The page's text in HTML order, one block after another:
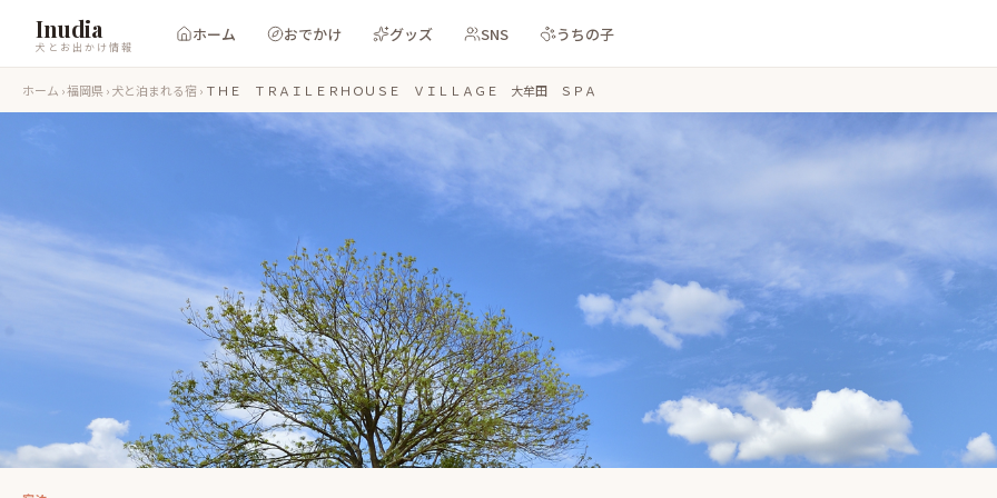
Inudia
犬とお出かけ情報
ホーム おでかけ グッズ SNS うちの子
ホーム ›福岡県›犬と泊まれる宿 › ＴＨＥ ＴＲＡＩＬＥＲＨＯＵＳＥ ＶＩＬＬＡＧＥ 大牟田 ＳＰＡ